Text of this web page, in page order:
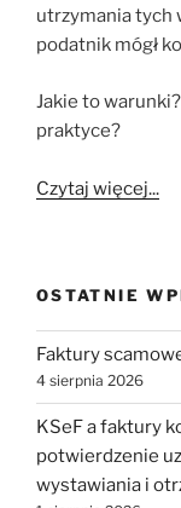
utrzymania tych
podatnik mógł
Jakie to
praktyce?
Czytaj więcej...
OSTATNIE
Faktury
4 sierpnia 2026
KSeF a faktury
potwierdzenie
wystawiania i